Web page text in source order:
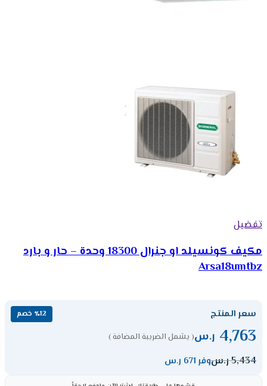
تفضيل
مكيف كونسيلد او جنرال 18300 وحدة – حار و بارد
Arsa18umtbz
سعر المنتج ٪12 خصم
4,763 ر.س( يشمل الضريبة المضافة )
5,434ر.سوفر 671 ر.س